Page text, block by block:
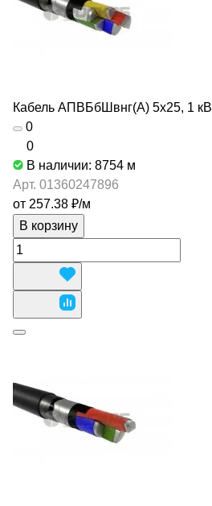
Кабель АПВБбШвнг(А) 5х25, 1 кВ
0
0
В наличии: 8754 м
Арт. 01360247896
от 257.38 ₽/м
В корзину